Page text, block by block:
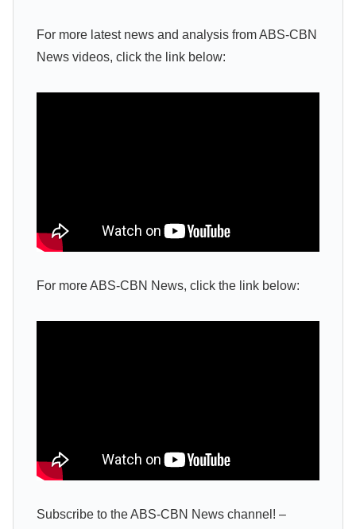
For more latest news and analysis from ABS-CBN
News videos, click the link below:
For more ABS-CBN News, click the link below:
Subscribe to the ABS-CBN News channel! –